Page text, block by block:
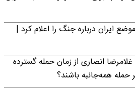
ایران درباره جنگ را اعلام کرد |
انصاری از زمان حمله گسترده
حمله همه‌جانبه باشند؟